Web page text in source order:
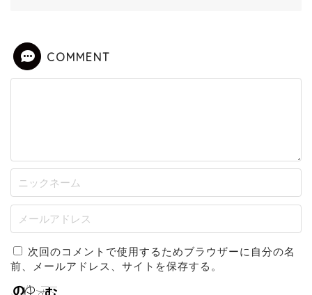
COMMENT
次回のコメントで使用するためブラウザーに自分の名
前、メールアドレス、サイトを保存する。